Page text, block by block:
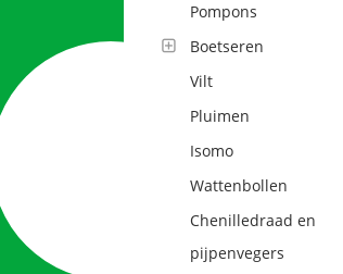
Pompons
Boetseren
Vilt
Pluimen
Isomo
Wattenbollen
Chenilledraad en
pijpenvegers